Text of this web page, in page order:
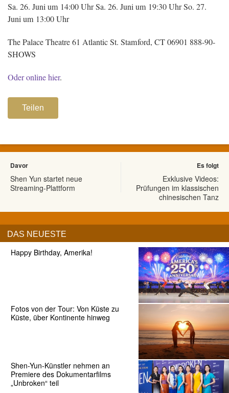
Sa. 26. Juni um 14:00 UhrSa. 26. Juni um 19:30 UhrSo. 27.
Juni um 13:00 Uhr
The Palace Theatre61 Atlantic St. Stamford, CT 06901 888-90-
SHOWS
Oder online hier.
Teilen
Davor
Shen Yun startet neue
Streaming-Plattform
Es folgt
Exklusive Videos:
Prüfungen im klassischen
chinesischen Tanz
DAS NEUESTE
Happy Birthday, Amerika!
Fotos von der Tour: Von Küste zu
Küste, über Kontinente hinweg
Shen-Yun-Künstler nehmen an
Premiere des Dokumentarfilms
„Unbroken“ teil